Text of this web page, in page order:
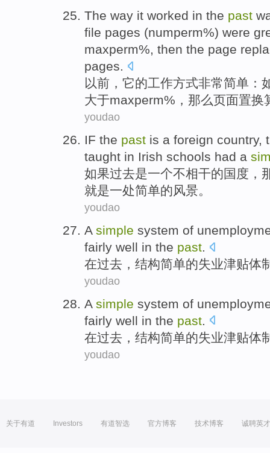
The way it worked in the past
file pages (numperm%) were
maxperm%, then the page
pages.
以前 ， 它的工作方式非常简单 ：
大于maxperm%， 那么页面置换
youdao
IF the past is a foreign country,
taught in Irish schools had a
如果过去是一个不相干的国度 ，
就是一处简单的风景。
youdao
A simple system of
fairly well in the past.
在过去 ， 结构简单的失业津贴体
youdao
A simple system of
fairly well in the past
在过去 ， 结构简单的失业津贴体
youdao
关于有道 Investors 有道智选 官方博客 技术博客 诚聘英才